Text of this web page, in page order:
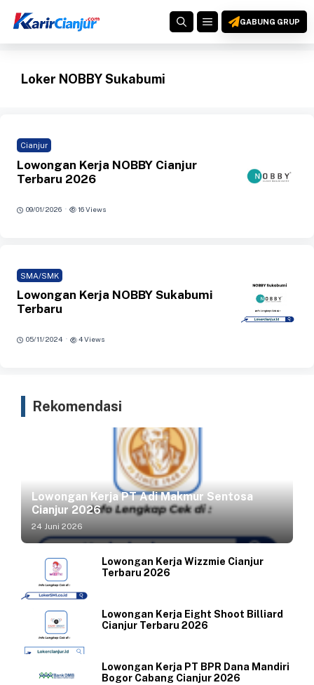
MENUGABUNG GRUP
Loker NOBBY Sukabumi
Cianjur
Lowongan Kerja NOBBY Cianjur
Terbaru 2026
09/01/2026 · 16 Views
SMA/SMK
Lowongan Kerja NOBBY Sukabumi
Terbaru
05/11/2024 · 4 Views
Rekomendasi
Lowongan Kerja PT Adi Makmur Sentosa
Cianjur 2026
24 Juni 2026
Lowongan Kerja Wizzmie Cianjur
Terbaru 2026
Lowongan Kerja Eight Shoot Billiard
Cianjur Terbaru 2026
Lowongan Kerja PT BPR Dana Mandiri
Bogor Cabang Cianjur 2026